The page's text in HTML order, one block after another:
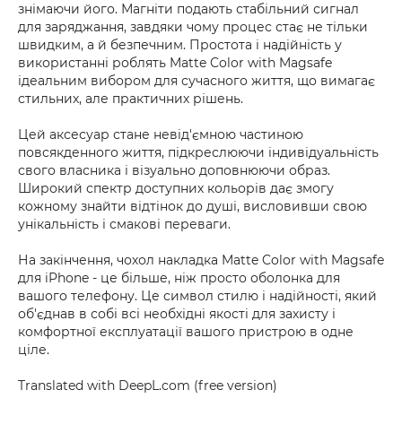
знімаючи його. Магніти подають стабільний сигнал
для заряджання, завдяки чому процес стає не тільки
швидким, а й безпечним. Простота і надійність у
використанні роблять Matte Color with Magsafe
ідеальним вибором для сучасного життя, що вимагає
стильних, але практичних рішень.
Цей аксесуар стане невід'ємною частиною
повсякденного життя, підкреслюючи індивідуальність
свого власника і візуально доповнюючи образ.
Широкий спектр доступних кольорів дає змогу
кожному знайти відтінок до душі, висловивши свою
унікальність і смакові переваги.
На закінчення, чохол накладка Matte Color with Magsafe
для iPhone - це більше, ніж просто оболонка для
вашого телефону. Це символ стилю і надійності, який
об'єднав в собі всі необхідні якості для захисту і
комфортної експлуатації вашого пристрою в одне
ціле.
Translated with DeepL.com (free version)